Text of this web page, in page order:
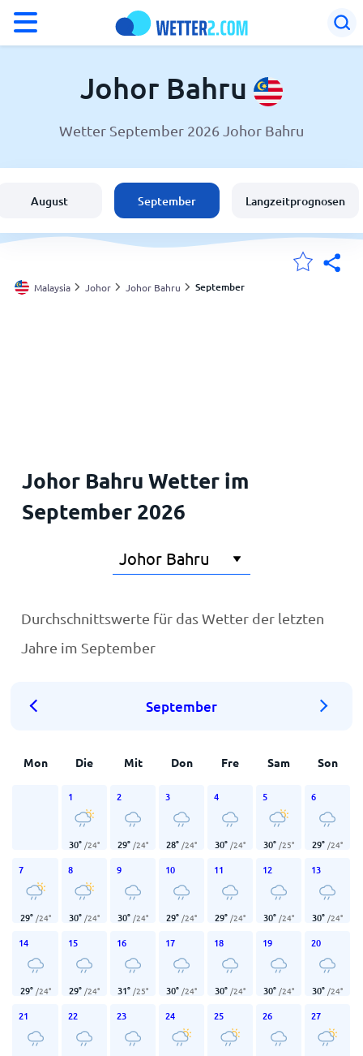
Wetter in Johor Bahru
Schweiz
Deutschland
Johor Bahru
Wetter September 2026 Johor Bahru
August September Langzeitprognosen
Malaysia Johor Johor Bahru September
Johor Bahru Wetter im
September 2026
Durchschnittswerte für das Wetter der letzten
Jahre im September
September
Mon Die Mit Don Fre Sam Son
1
30° /24°
2
29° /24°
3
28° /24°
4
30° /24°
5
30° /25°
6
29° /24°
7
29° /24°
8
30° /24°
9
30° /24°
10
29° /24°
11
29° /24°
12
30° /24°
13
30° /24°
14
29° /24°
15
29° /24°
16
31° /25°
17
30° /24°
18
30° /24°
19
30° /24°
20
30° /24°
21 22 23 24 25 26 27